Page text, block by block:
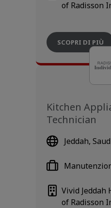
of Radisson
SCOPRI DI PIÙ
Kitchen
Technician
Jeddah,
Vivid Jeddah
of Radisson